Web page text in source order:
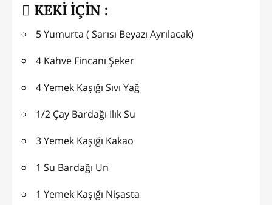
KEKİ İÇİN :
5 Yumurta ( Sarısı Beyazı Ayrılacak)
4 Kahve Fincanı Şeker
4 Yemek Kaşığı Sıvı Yağ
1/2 Çay Bardağı Ilık Su
3 Yemek Kaşığı Kakao
1 Su Bardağı Un
1 Yemek Kaşığı Nişasta